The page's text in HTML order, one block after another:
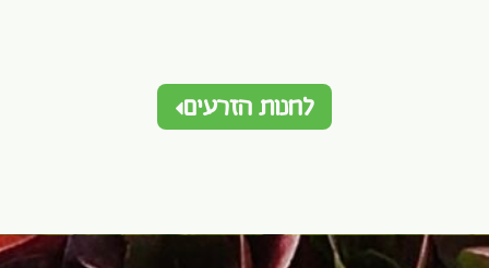
לחנות הזרעים